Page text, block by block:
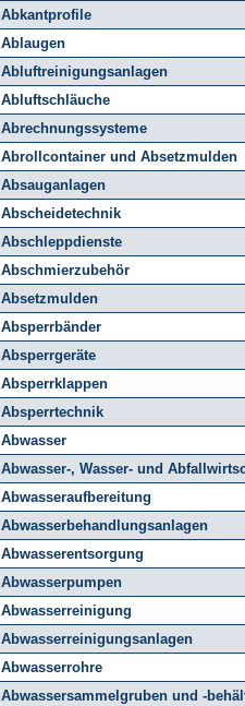
Abkantprofile
Ablaugen
Abluftreinigungsanlagen
Abluftschläuche
Abrechnungssysteme
Abrollcontainer und Absetzmulden
Absauganlagen
Abscheidetechnik
Abschleppdienste
Abschmierzubehör
Absetzmulden
Absperrbänder
Absperrgeräte
Absperrklappen
Absperrtechnik
Abwasser
Abwasser-, Wasser- und
Abwasseraufbereitung
Abwasserbehandlungsanlagen
Abwasserentsorgung
Abwasserpumpen
Abwasserreinigung
Abwasserreinigungsanlagen
Abwasserrohre
Abwassersammelgruben und -